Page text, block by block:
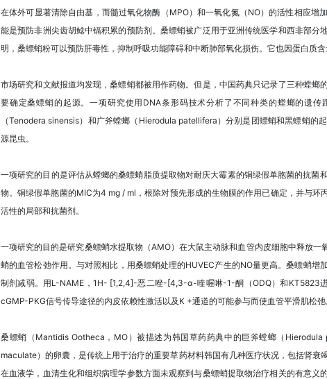
在体外可显著清除自由基，而髓过氧化物酶（MPO）和一氧化氮（NO）的活性相应
能是预防非洲尖齿胡鲶中镉积累的预防剂。桑螵蛸被广泛用于亚洲传统医学和西非部
明，桑螵蛸粉可以预防肝毒性，抑制呼吸功能障碍和中断肺部氧化损伤。它也因蛋白质含
市场研究和文献报道均发现，桑螵蛸都被用作药物。但是，中国药典只记录了三种螳
要确定桑螵蛸的起源。一项研究使用DNA条形码技术分析了不同种类的螳螂的遗
（Tenodera sinensis）和广斧螳螂（Hierodula patellifera）分别是团螵蛸和黑螵蛸
源昆虫。
一项研究的目的是评估从螳螂的桑螵蛸脂质提取物对耐庆大霉素的铜绿假单胞菌的抗
物。铜绿假单胞菌的MIC为4 mg / ml，根除对预先形成的生物膜的作用已确定，并与
活性的局部和抗菌剂。
一项研究的目的是研究桑螵蛸水提取物（AMO）在大鼠主动脉和血管内皮细胞中释放
蛸的血管松弛作用。与对照相比，用桑螵蛸处理的HUVEC产生的NO量更高。桑螵蛸
制剂减弱。用L-NAME，1H- [1,2,4]-恶二唑-[4,3-α-喹喔啉-1-酮（ODQ）和KT5823
cGMP-PKG信号传导途径的内皮依赖性激活以及K +通道的可能参与而使血管平滑肌松弛
桑螵蛸（Mantidis Ootheca，MO）被描述为韩国草药药典中的巨斧螳螂（
maculate）的卵囊，是传统上用于治疗的重要草药材料韩国有几种医疗状况，包括肾
在血液学，血清生化和组织病理学参数方面未观察到与桑螵蛸提取物治疗相关的有意